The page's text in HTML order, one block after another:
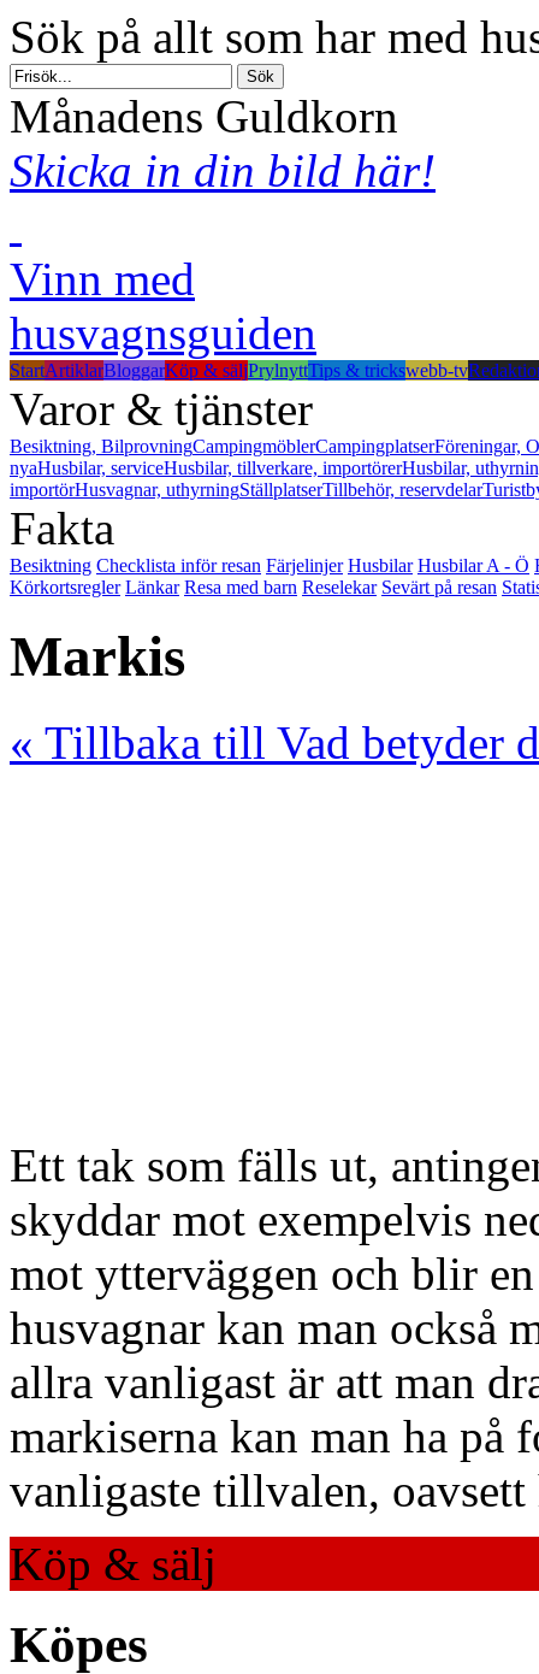
Sök på allt som har med
Månadens Guldkorn
Skicka in din bild här!
Vinn med
husvagnsguiden
StartArtiklarBloggarKöp & säljPrylnyttTips & trickswebb-tv
Varor & tjänster
Besiktning, BilprovningCampingmöblerCampingplatserFöreningar,
nyaHusbilar, serviceHusbilar, tillverkare, importörerHusbilar,
importörHusvagnar, uthyrningStällplatserTillbehör, reservdelar
Fakta
Besiktning Checklista inför resan Färjelinjer Husbilar Husbilar A - Ö
Körkortsregler Länkar Resa med barn Reselekar Sevärt på resan
Markis
« Tillbaka till Vad betyder
Ett tak som fälls ut,
skyddar mot exempelvis
mot ytterväggen och blir
husvagnar kan man också
allra vanligast är att man
markiserna kan man ha på
vanligaste tillvalen,
Köp & sälj
Köpes